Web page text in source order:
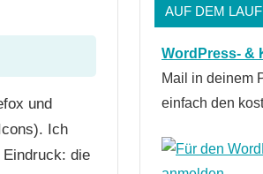
und
Ich
die
AUF DEM
WordPress- &
Mail in deinem
einfach den